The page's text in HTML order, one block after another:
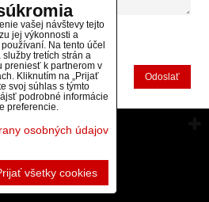
Odoslať
vašej návštevy tejto
jej výkonnosti a
Na tento účel
tretích strán a
preniesť k partnerom v
Kliknutím na „Prijať
svoj súhlas s týmto
podrobné informácie
preferencie.
osobných údajov
všetky cookies